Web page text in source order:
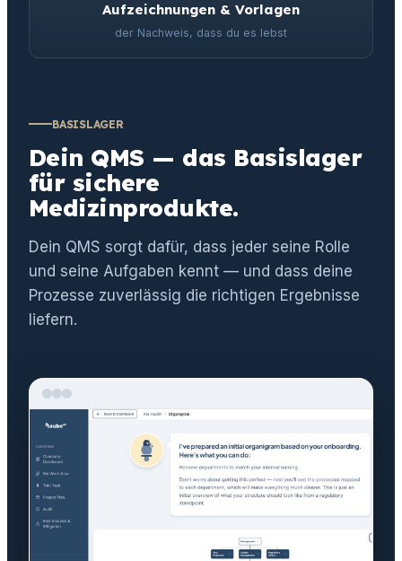
Aufzeichnungen & Vorlagen
der Nachweis, dass du es lebst
BASISLAGER
Dein QMS — das Basislager
für sichere
Medizinprodukte.
Dein QMS sorgt dafür, dass jeder seine Rolle
und seine Aufgaben kennt — und dass deine
Prozesse zuverlässig die richtigen Ergebnisse
liefern.